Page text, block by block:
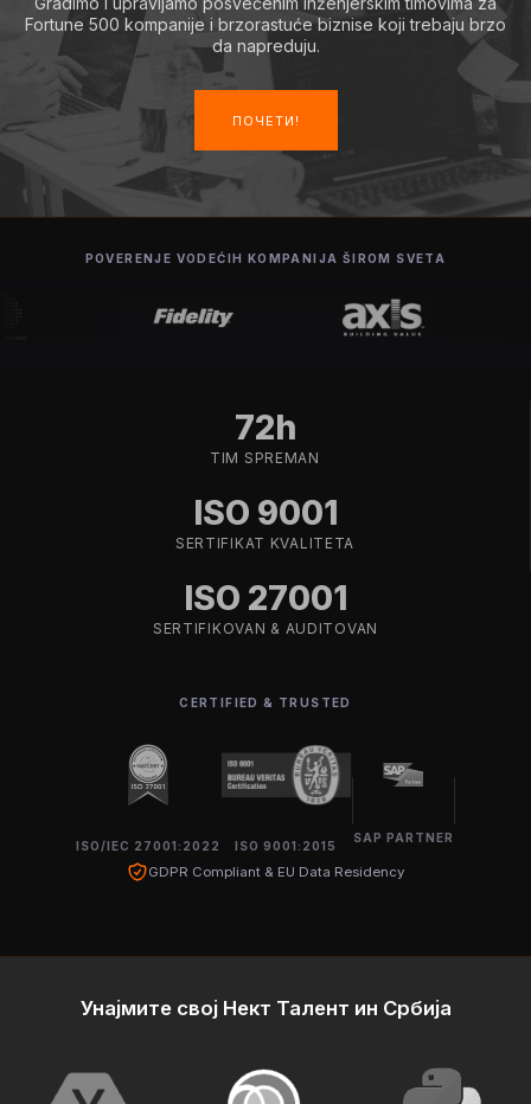
Fortune 500 kompanije i brzorastuće biznise koji trebaju brzo
da napreduju.
ПОЧЕТИ!
POVERENJE VODEĆIH KOMPANIJA ŠIROM SVETA
72h
TIM SPREMAN
ISO 9001
SERTIFIKAT KVALITETA
ISO 27001
SERTIFIKOVAN & AUDITOVAN
CERTIFIED & TRUSTED
ISO/IEC 27001:2022 ISO 9001:2015
SAP PARTNER
GDPR Compliant & EU Data Residency
Унајмите свој Нект Талент ин Србија